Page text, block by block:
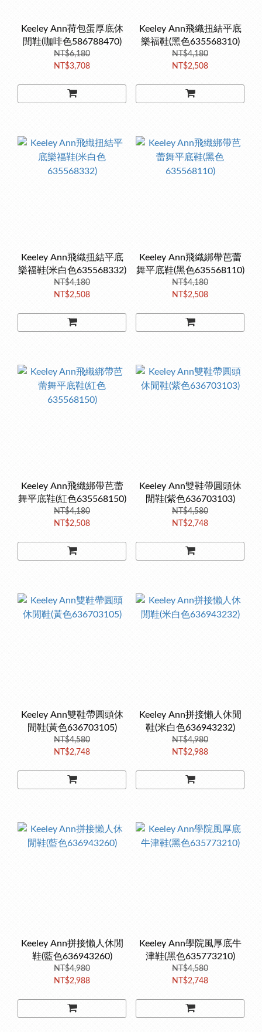
Keeley Ann荷包蛋厚底休
閒鞋(咖啡色586788470)
NT$6,180
NT$3,708
Keeley Ann飛織扭結平底
樂福鞋(黑色635568310)
NT$4,180
NT$2,508
Keeley Ann飛織扭結平底
樂福鞋(米白色635568332)
NT$4,180
NT$2,508
Keeley Ann飛織綁帶芭蕾
舞平底鞋(黑色635568110)
NT$4,180
NT$2,508
Keeley Ann飛織綁帶芭蕾
舞平底鞋(紅色635568150)
NT$4,180
NT$2,508
Keeley Ann雙鞋帶圓頭休
閒鞋(紫色636703103)
NT$4,580
NT$2,748
Keeley Ann雙鞋帶圓頭休
閒鞋(黃色636703105)
NT$4,580
NT$2,748
Keeley Ann拼接懶人休閒
鞋(米白色636943232)
NT$4,980
NT$2,988
Keeley Ann拼接懶人休閒
鞋(藍色636943260)
NT$4,980
NT$2,988
Keeley Ann學院風厚底牛
津鞋(黑色635773210)
NT$4,580
NT$2,748